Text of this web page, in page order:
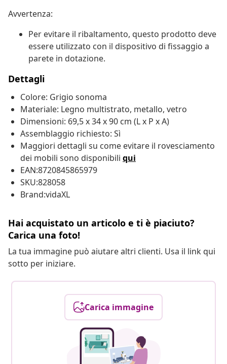
Avvertenza:
Per evitare il ribaltamento, questo prodotto deve
essere utilizzato con il dispositivo di fissaggio a
parete in dotazione.
Dettagli
Colore: Grigio sonoma
Materiale: Legno multistrato, metallo, vetro
Dimensioni: 69,5 x 34 x 90 cm (L x P x A)
Assemblaggio richiesto: Sì
Maggiori dettagli su come evitare il rovesciamento
dei mobili sono disponibili qui
EAN:8720845865979
SKU:828058
Brand:vidaXL
Hai acquistato un articolo e ti è piaciuto?
Carica una foto!
La tua immagine può aiutare altri clienti. Usa il link qui
sotto per iniziare.
Carica immagine